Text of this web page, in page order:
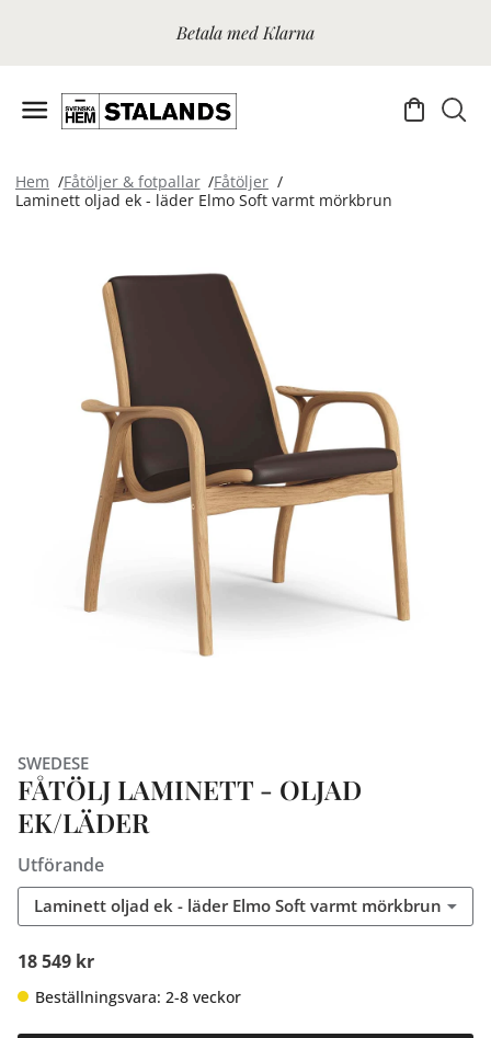
Betala med Klarna
Hem Fåtöljer & fotpallar
Fåtöljer
Laminett oljad ek - läder Elmo Soft varmt mörkbrun
SWEDESE
FÅTÖLJ LAMINETT - OLJAD
EK/LÄDER
Utförande
Laminett oljad ek - läder Elmo Soft varmt mörkbrun
18 549 kr
Beställningsvara: 2-8 veckor